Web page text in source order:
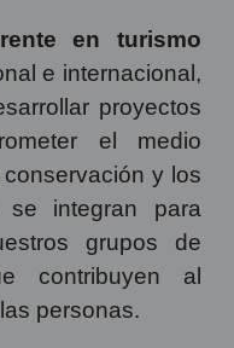
en turismo
e internacional,
proyectos
el medio
y los
se integran para
grupos de
contribuyen al
personas.